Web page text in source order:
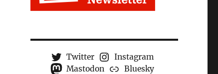
Twitter
Instagram
Mastodon
Bluesky